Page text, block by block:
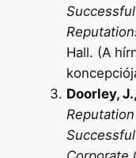
Hall. (A
Doorley,